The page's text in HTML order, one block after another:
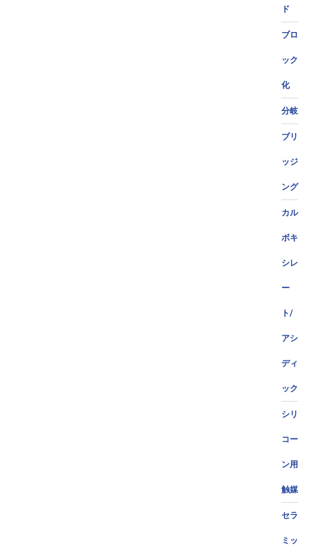
ド
ブロ
ック
化
分岐
ブリ
ッジ
ング
カル
ボキ
シレ
ー
ト/
アシ
ディ
ック
シリ
コー
ン用
触媒
セラ
ミッ